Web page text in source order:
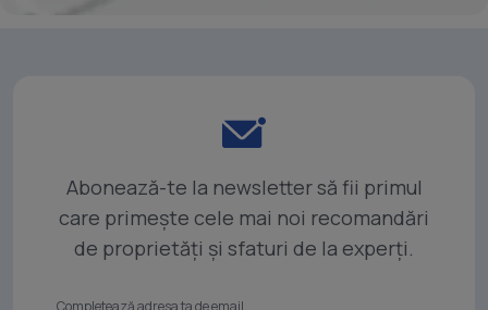
Abonează-te la newsletter să fii primul
care primește cele mai noi recomandări
de proprietăți și sfaturi de la experți.